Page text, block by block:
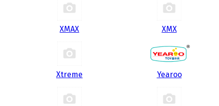
XMAX XMX
Xtreme Yearoo